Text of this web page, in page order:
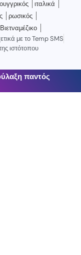
ουγγρικός
ιταλικά
ρωσικός
Βιετναμέζικο
με το Temp SMS
ιστότοπου
παντός